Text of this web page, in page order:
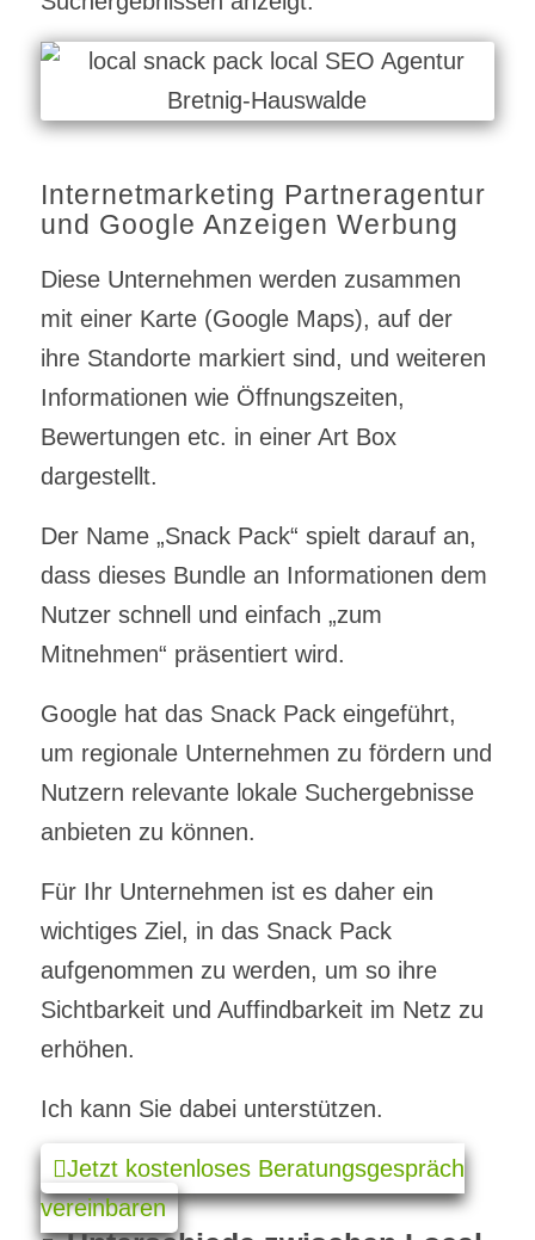
Internetmarketing Partneragentur
und Google Anzeigen Werbung
Diese Unternehmen werden zusammen
mit einer Karte (Google Maps), auf der
ihre Standorte markiert sind, und weiteren
Informationen wie Öffnungszeiten,
Bewertungen etc. in einer Art Box
dargestellt.
Der Name „Snack Pack“ spielt darauf an,
dass dieses Bundle an Informationen dem
Nutzer schnell und einfach „zum
Mitnehmen“ präsentiert wird.
Google hat das Snack Pack eingeführt,
um regionale Unternehmen zu fördern und
Nutzern relevante lokale Suchergebnisse
anbieten zu können.
Für Ihr Unternehmen ist es daher ein
wichtiges Ziel, in das Snack Pack
aufgenommen zu werden, um so ihre
Sichtbarkeit und Auffindbarkeit im Netz zu
erhöhen.
Ich kann Sie dabei unterstützen.
Jetzt kostenloses Beratungsgespräch
vereinbaren